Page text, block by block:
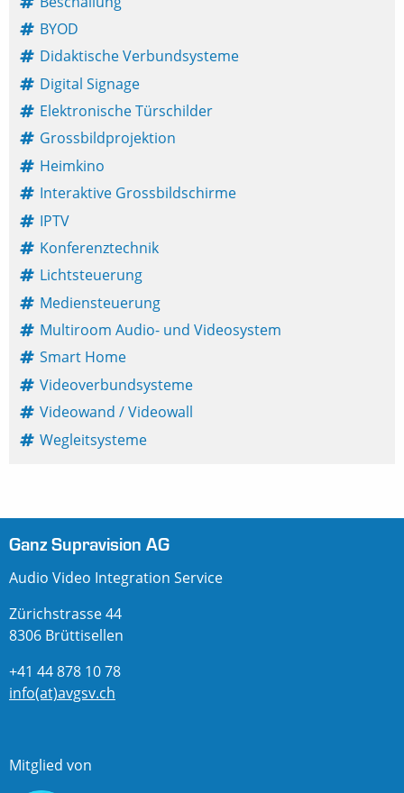
BYOD
Didaktische Verbundsysteme
Digital Signage
Elektronische Türschilder
Grossbildprojektion
Heimkino
Interaktive Grossbildschirme
IPTV
Konferenztechnik
Lichtsteuerung
Mediensteuerung
Multiroom Audio- und Videosystem
Smart Home
Videoverbundsysteme
Videowand / Videowall
Wegleitsysteme
Ganz Supravision AG
Audio Video Integration Service
Zürichstrasse 44
8306 Brüttisellen
+41 44 878 10 78
info(at)avgsv.ch
Mitglied von